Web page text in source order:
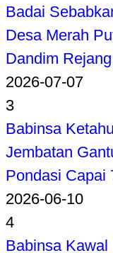
Badai
Desa Merah
Dandim
2026-07-07
3
Babinsa
Jembatan
Pondasi Capai
2026-06-10
4
Babinsa Kawal